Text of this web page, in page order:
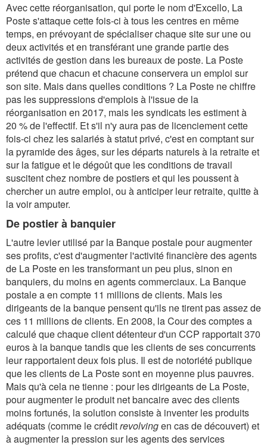
Avec cette réorganisation, qui porte le nom d'Excello, La
Poste s'attaque cette fois-ci à tous les centres en même
temps, en prévoyant de spécialiser chaque site sur une ou
deux activités et en transférant une grande partie des
activités de gestion dans les bureaux de poste. La Poste
prétend que chacun et chacune conservera un emploi sur
son site. Mais dans quelles conditions ? La Poste ne chiffre
pas les suppressions d'emplois à l'issue de la
réorganisation en 2017, mais les syndicats les estiment à
20 % de l'effectif. Et s'il n'y aura pas de licenciement cette
fois-ci chez les salariés à statut privé, c'est en comptant sur
la pyramide des âges, sur les départs naturels à la retraite et
sur la fatigue et le dégoût que les conditions de travail
suscitent chez nombre de postiers et qui les poussent à
chercher un autre emploi, ou à anticiper leur retraite, quitte à
la voir amputer.
De postier à banquier
L'autre levier utilisé par la Banque postale pour augmenter
ses profits, c'est d'augmenter l'activité financière des agents
de La Poste en les transformant un peu plus, sinon en
banquiers, du moins en agents commerciaux. La Banque
postale a en compte 11 millions de clients. Mais les
dirigeants de la banque pensent qu'ils ne tirent pas assez de
ces 11 millions de clients. En 2008, la Cour des comptes a
calculé que chaque client détenteur d'un CCP rapportait 370
euros à la banque tandis que les clients de ses concurrents
leur rapportaient deux fois plus. Il est de notoriété publique
que les clients de La Poste sont en moyenne plus pauvres.
Mais qu'à cela ne tienne : pour les dirigeants de La Poste,
pour augmenter le produit net bancaire avec des clients
moins fortunés, la solution consiste à inventer les produits
adéquats (comme le créditrevolvingen cas de découvert) et
à augmenter la pression sur les agents des services